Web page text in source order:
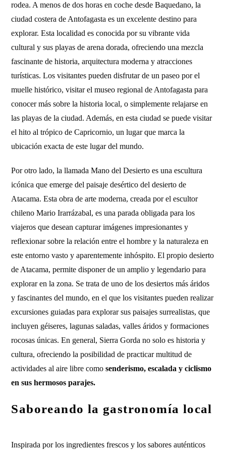
rodea. A menos de dos horas en coche desde Baquedano, la
ciudad costera de Antofagasta es un excelente destino para
explorar. Esta localidad es conocida por su vibrante vida
cultural y sus playas de arena dorada, ofreciendo una mezcla
fascinante de historia, arquitectura moderna y atracciones
turísticas. Los visitantes pueden disfrutar de un paseo por el
muelle histórico, visitar el museo regional de Antofagasta para
conocer más sobre la historia local, o simplemente relajarse en
las playas de la ciudad. Además, en esta ciudad se puede visitar
el hito al trópico de Capricornio, un lugar que marca la
ubicación exacta de este lugar del mundo.
Por otro lado, la llamada Mano del Desierto es una escultura
icónica que emerge del paisaje desértico del desierto de
Atacama. Esta obra de arte moderna, creada por el escultor
chileno Mario Irarrázabal, es una parada obligada para los
viajeros que desean capturar imágenes impresionantes y
reflexionar sobre la relación entre el hombre y la naturaleza en
este entorno vasto y aparentemente inhóspito. El propio desierto
de Atacama, permite disponer de un amplio y legendario para
explorar en la zona. Se trata de uno de los desiertos más áridos
y fascinantes del mundo, en el que los visitantes pueden realizar
excursiones guiadas para explorar sus paisajes surrealistas, que
incluyen géiseres, lagunas saladas, valles áridos y formaciones
rocosas únicas. En general, Sierra Gorda no solo es historia y
cultura, ofreciendo la posibilidad de practicar multitud de
actividades al aire libre comosenderismo, escalada y ciclismo
en sus hermosos parajes.
Saboreando la gastronomía local
Inspirada por los ingredientes frescos y los sabores auténticos